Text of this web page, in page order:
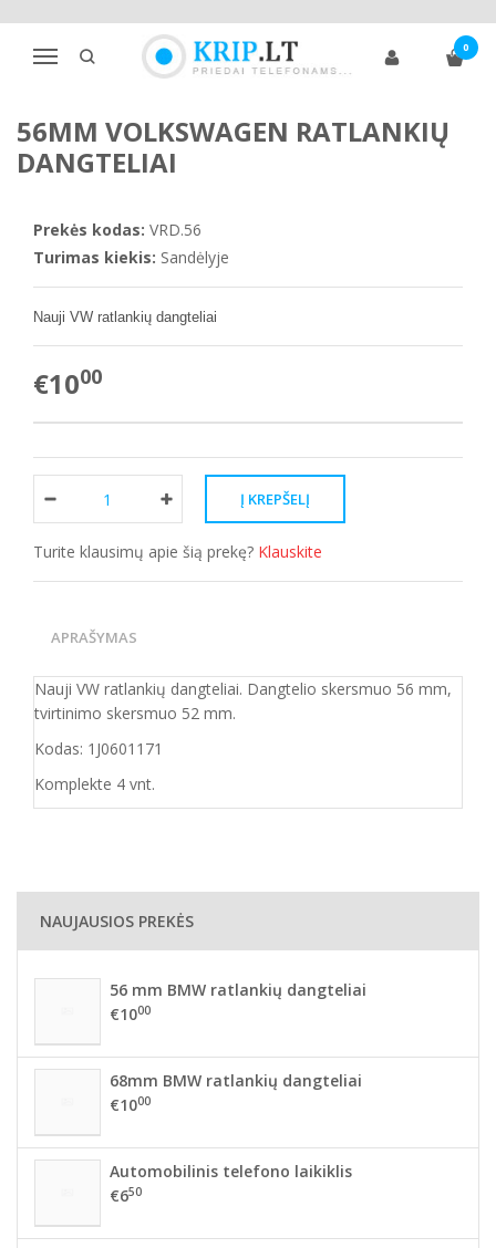
Navigacija
0
Pagrindinis Priedai automobiliams
Ratlankių dangteliai
Amžius 1,5 - 2 m.
Volkswagen
56mm Volkswagen ratlankių dangteliai
56MM VOLKSWAGEN RATLANKIŲ
DANGTELIAI
Prekės kodas: VRD.56
Turimas kiekis: Sandėlyje
Nauji VW ratlankių dangteliai
€1000
Turite klausimų apie šią prekę? Klauskite
APRAŠYMAS
Nauji VW ratlankių dangteliai. Dangtelio skersmuo 56 mm,
tvirtinimo skersmuo 52 mm.
Kodas: 1J0601171
Komplekte 4 vnt.
NAUJAUSIOS PREKĖS
56 mm BMW ratlankių dangteliai
€1000
68mm BMW ratlankių dangteliai
€1000
Automobilinis telefono laikiklis
€650